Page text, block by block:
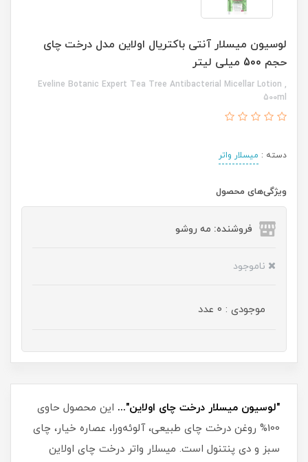
لوسیون میسلار آنتی باکتریال اولاین مدل درخت چای
حجم 500 میلی لیتر
Eveline Botanic Expert Tea Tree Antibacterial Micellar Lotion ,
500ml
دسته : میسلار واتر
ویژگی‌های محصول
فروشنده: مه رو‌شو
ناموجود
موجودی : 0 عدد
"لوسیون میسلار درخت چای اولاین"... این محصول حاوی
100% روغن درخت چای طبیعی، آلوئه‌ورا، عصاره خیار، چای
سبز و دی پنتنول است. میسلار واتر درخت چای اولاین